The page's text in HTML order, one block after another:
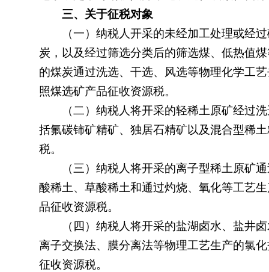
三、关于征税对象
（一）纳税人开采的未经加工处理或经过
炭，以及经过筛选分类后的筛选煤、低热值
的煤炭通过洗选、干选、风选等物理化学工
照煤选矿产品征收资源税。
（二）纳税人将开采的轻稀土原矿经过洗
括氟碳铈矿精矿、独居石精矿以及混合型稀
税。
（三）纳税人将开采的离子型稀土原矿通
酸稀土、草酸稀土和通过灼烧、氧化等工艺
品征收资源税。
（四）纳税人将开采的盐湖卤水、盐井卤
离子交换法、膜分离法等物理工艺生产的氯
征收资源税。